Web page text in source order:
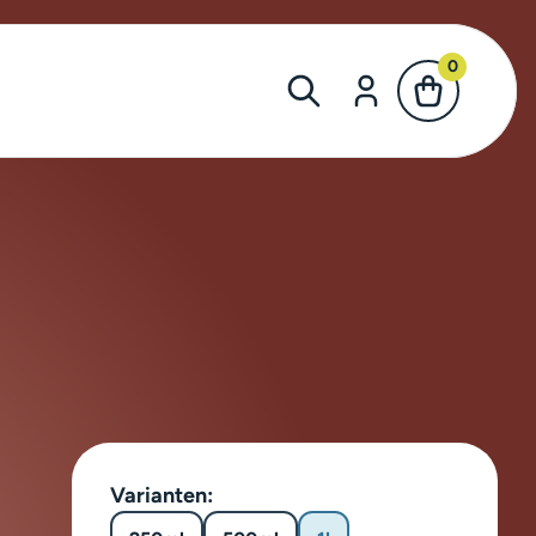
0
Varianten: